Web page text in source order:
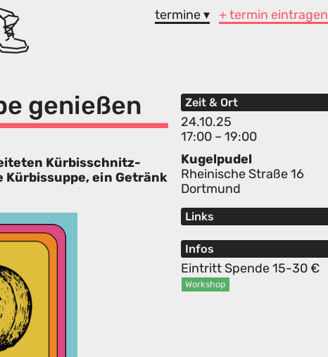
termine ▾ + termin eintragen
genießen Zeit & Ort
24.10.25
17:00 – 19:00
Kugelpudel
Rheinische Straße 16
Dortmund
Links
Infos
Eintritt Spende 15-30 €
Workshop
Kürbisschnitz-
ein Getränk